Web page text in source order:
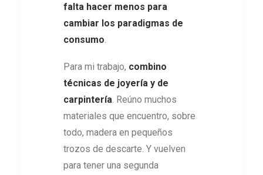
falta hacer menos para
cambiar los paradigmas de
consumo.
Para mi trabajo, combino
técnicas de joyería y de
carpintería. Reúno muchos
materiales que encuentro, sobre
todo, madera en pequeños
trozos de descarte. Y vuelven
para tener una segunda